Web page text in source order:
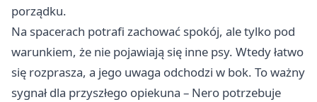
porządku.
Na spacerach potrafi zachować spokój, ale tylko pod
warunkiem, że nie pojawiają się inne psy. Wtedy łatwo
się rozprasza, a jego uwaga odchodzi w bok. To ważny
sygnał dla przyszłego opiekuna – Nero potrzebuje